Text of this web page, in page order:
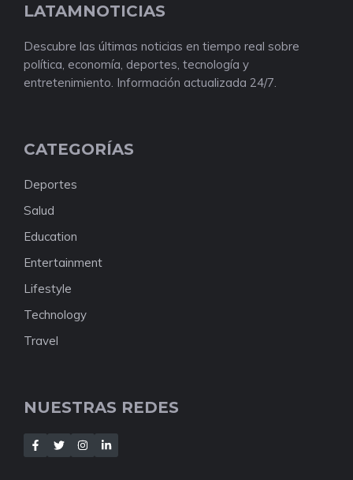
LATAMNOTICIAS
Descubre las últimas noticias en tiempo real sobre
política, economía, deportes, tecnología y
entretenimiento. Información actualizada 24/7.
CATEGORÍAS
Deportes
Salud
Education
Entertainment
Lifestyle
Technology
Travel
NUESTRAS REDES